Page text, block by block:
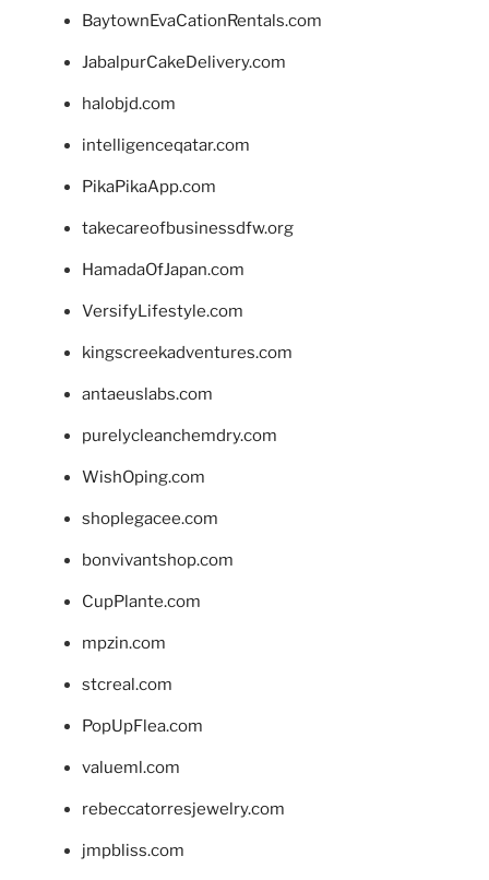
BaytownEvaCationRentals.com
JabalpurCakeDelivery.com
halobjd.com
intelligenceqatar.com
PikaPikaApp.com
takecareofbusinessdfw.org
HamadaOfJapan.com
VersifyLifestyle.com
kingscreekadventures.com
antaeuslabs.com
purelycleanchemdry.com
WishOping.com
shoplegacee.com
bonvivantshop.com
CupPlante.com
mpzin.com
stcreal.com
PopUpFlea.com
valueml.com
rebeccatorresjewelry.com
jmpbliss.com